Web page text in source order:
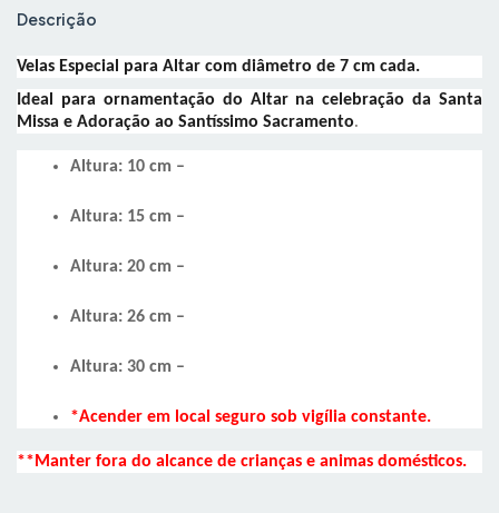
Descrição
Velas Especial para Altar com diâmetro de 7 cm cada.
Ideal para ornamentação do Altar na celebração da Santa
Missa e Adoração ao Santíssimo Sacramento.
Altura: 10 cm –
Altura: 15 cm –
Altura: 20 cm –
Altura: 26 cm –
Altura: 30 cm –
*Acender em local seguro sob vigília constante.
**Manter fora do alcance de crianças e animas domésticos.